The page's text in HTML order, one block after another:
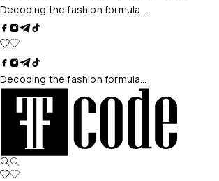
Decoding the fashion formula…
Decoding the fashion formula…